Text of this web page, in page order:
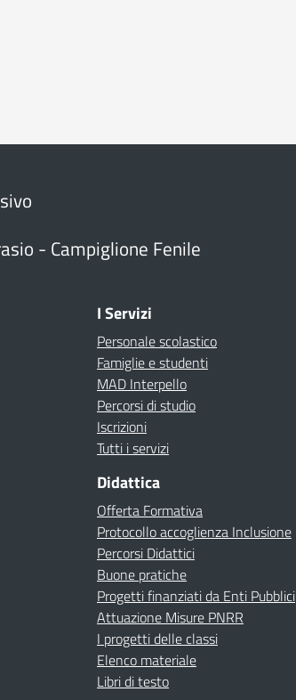
- Campiglione Fenile
I Servizi
Personale scolastico
Famiglie e studenti
MAD Interpello
Percorsi di studio
Iscrizioni
Tutti i servizi
Didattica
Offerta Formativa
Protocollo accoglienza Inclusione
Percorsi Didattici
Buone pratiche
Progetti finanziati da Enti Pubblici
Attuazione Misure PNRR
I progetti delle classi
Elenco materiale
Libri di testo